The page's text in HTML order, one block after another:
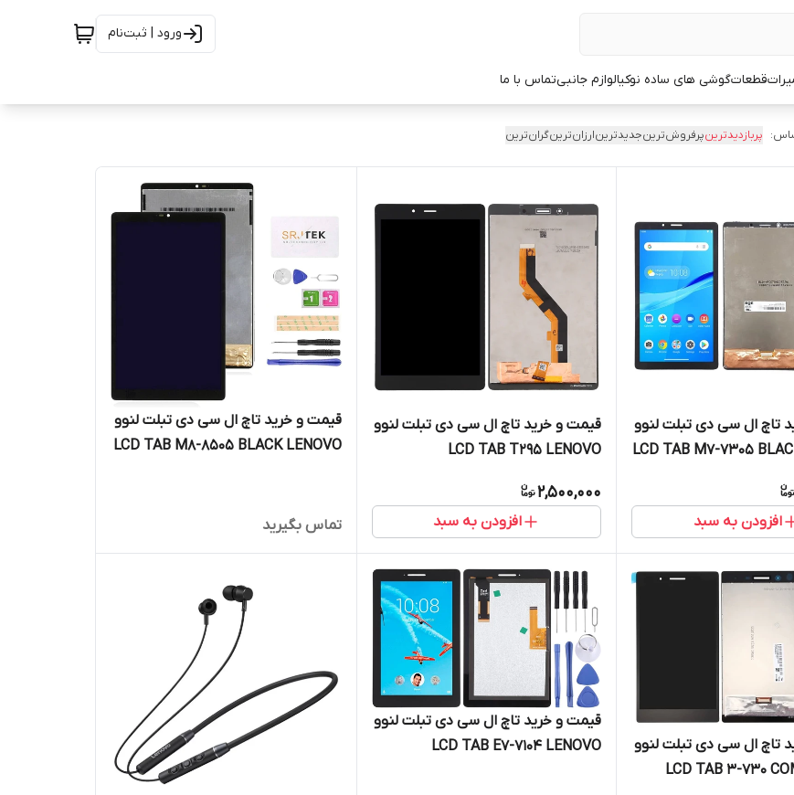
ورود | ثبت‌نام
قطعاتگوشی های ساده نوکیالوازم جانبیتماس با ما
پربازدیدترینپرفروش‌ترینجدیدترینارزان‌ترینگران‌ترین
تاچ ال سی دی تبلت لنوو
LCD TAB M7-7305
افزودن به سبد
قیمت و خرید تاچ ال سی دی تبلت لنوو
LCD TAB T295 LENOVO
2,500,000
افزودن به سبد
قیمت و خرید تاچ ال سی دی تبلت لنوو
LCD TAB M8-8505 BLACK LENOVO
تماس بگیرید
تاچ ال سی دی تبلت لنوو
LCD TAB 3-730
قیمت و خرید تاچ ال سی دی تبلت لنوو
LCD TAB E7-7104 LENOVO